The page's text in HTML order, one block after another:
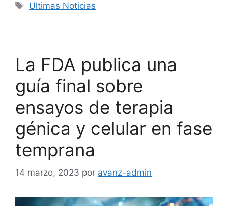
Ultimas Noticias
La FDA publica una
guía final sobre
ensayos de terapia
génica y celular en fase
temprana
14 marzo, 2023 por avanz-admin